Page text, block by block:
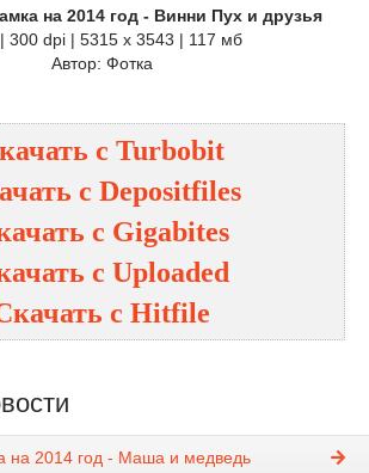
на 2014 год - Винни Пух и друзья
300 dpi | 5315 x 3543 | 117 мб
Автор: Фотка
с Turbobit
с Depositfiles
с Gigabites
с Uploaded
с Hitfile
на 2014 год - Маша и медведь